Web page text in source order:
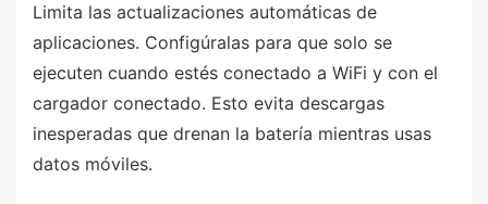
Limita las actualizaciones automáticas de
aplicaciones. Configúralas para que solo se
ejecuten cuando estés conectado a WiFi y con el
cargador conectado. Esto evita descargas
inesperadas que drenan la batería mientras usas
datos móviles.